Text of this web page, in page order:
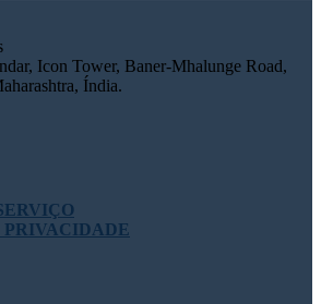
Icon Tower, Baner-Mhalunge Road,
Índia.